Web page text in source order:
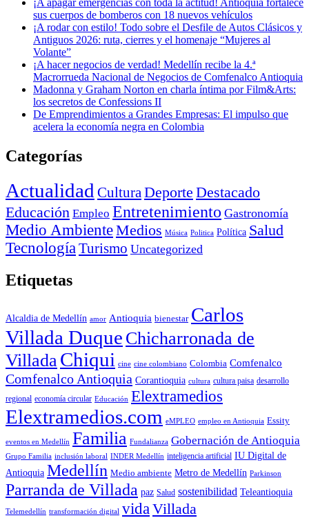
¡A apagar emergencias con toda la actitud! Antioquia fortalece
sus cuerpos de bomberos con 18 nuevos vehículos
¡A rodar con estilo! Todo sobre el Desfile de Autos Clásicos y
Antiguos 2026: ruta, cierres y el homenaje “Mujeres al
Volante”
¡A hacer negocios de verdad! Medellín recibe la 4.ª
Macrorrueda Nacional de Negocios de Comfenalco Antioquia
Madonna y Graham Norton en charla íntima por Film&Arts:
los secretos de Confessions II
De Emprendimientos a Grandes Empresas: El impulso que
acelera la economía negra en Colombia
Categorías
Actualidad Cultura Deporte Destacado
Educación Empleo Entretenimiento Gastronomía
Medio AmbienteMedios Música Politica Política Salud
Tecnología Turismo Uncategorized
Etiquetas
Alcaldia de Medellín amor Antioquia bienestar Carlos
Villada Duque Chicharronada de
Villada Chiqui cine cine colombiano Colombia Comfenalco
Comfenalco Antioquia Corantioquia cultura cultura paisa desarrollo
regional economía circular Educación Elextramedios
Elextramedios.com eMPLEO empleo en Antioquia Essity
eventos en Medellín Familia Fundalianza Gobernación de Antioquia
Grupo Familia inclusión laboral INDER Medellín inteligencia artificial IU Digital de
Antioquia Medellín Medio ambiente Metro de Medellín Parkinson
Parranda de Villada paz Salud sostenibilidad Teleantioquia
Telemedellín transformación digital vida Villada